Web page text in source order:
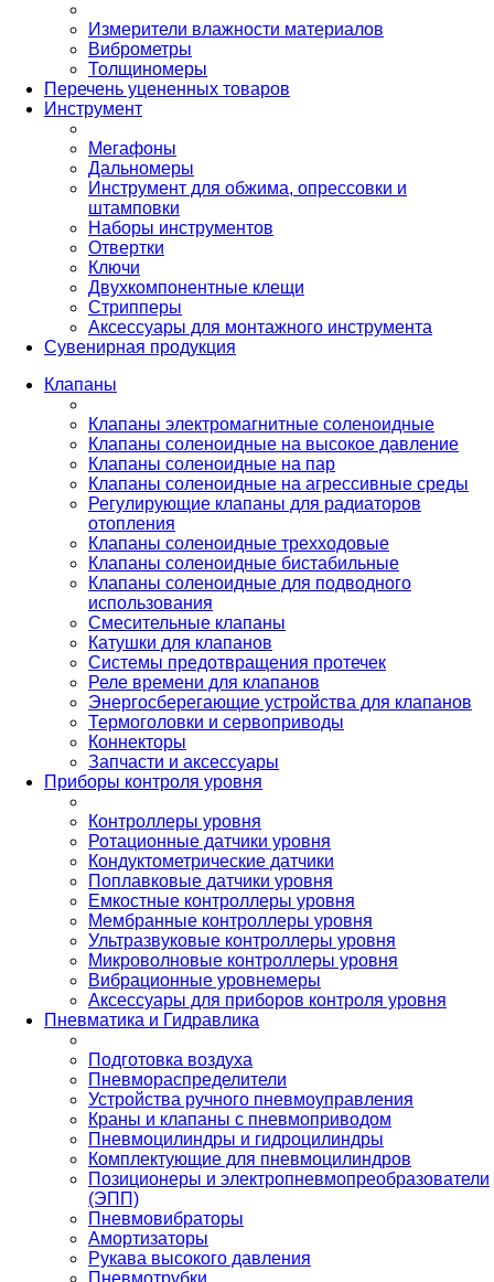
Измерители влажности материалов
Виброметры
Толщиномеры
Перечень уцененных товаров
Инструмент
Мегафоны
Дальномеры
Инструмент для обжима, опрессовки и
штамповки
Наборы инструментов
Отвертки
Ключи
Двухкомпонентные клещи
Стрипперы
Аксессуары для монтажного инструмента
Сувенирная продукция
Клапаны
Клапаны электромагнитные соленоидные
Клапаны соленоидные на высокое давление
Клапаны соленоидные на пар
Клапаны соленоидные на агрессивные среды
Регулирующие клапаны для радиаторов
отопления
Клапаны соленоидные трехходовые
Клапаны соленоидные бистабильные
Клапаны соленоидные для подводного
использования
Смесительные клапаны
Катушки для клапанов
Системы предотвращения протечек
Реле времени для клапанов
Энергосберегающие устройства для клапанов
Термоголовки и сервоприводы
Коннекторы
Запчасти и аксессуары
Приборы контроля уровня
Контроллеры уровня
Ротационные датчики уровня
Кондуктометрические датчики
Поплавковые датчики уровня
Емкостные контроллеры уровня
Мембранные контроллеры уровня
Ультразвуковые контроллеры уровня
Микроволновые контроллеры уровня
Вибрационные уровнемеры
Аксессуары для приборов контроля уровня
Пневматика и Гидравлика
Подготовка воздуха
Пневмораспределители
Устройства ручного пневмоуправления
Краны и клапаны с пневмоприводом
Пневмоцилиндры и гидроцилиндры
Комплектующие для пневмоцилиндров
Позиционеры и электропневмопреобразователи
(ЭПП)
Пневмовибраторы
Амортизаторы
Рукава высокого давления
Пневмотрубки